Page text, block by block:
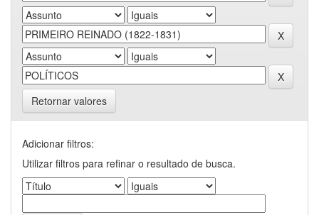
Retornar valores
Adicionar filtros:
Utilizar filtros para refinar o resultado de busca.